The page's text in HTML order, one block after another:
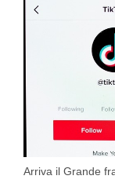
Arriva il Grande